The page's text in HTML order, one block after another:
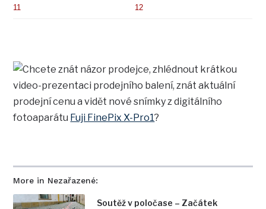
More in Nezařazené:
Soutěž v poločase – Začátek
11 12
Chcete znát názor prodejce, zhlédnout krátkou
video-prezentaci prodejního balení, znát aktuální
prodejní cenu a vidět nové snímky z digitálního
fotoaparátu Fuji FinePix X-Pro1?